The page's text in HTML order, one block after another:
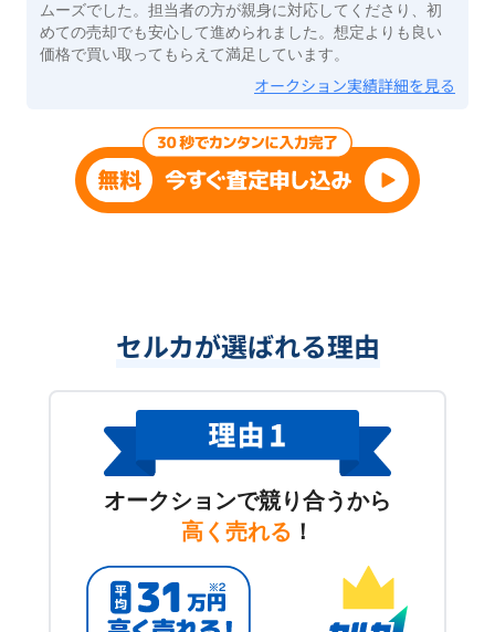
ムーズでした。担当者の方が親身に対応してくださり、初
めての売却でも安心して進められました。想定よりも良い
価格で買い取ってもらえて満足しています。
オークション実績詳細を見る
セルカが選ばれる理由
オークションで競り合うから
高く売れる ！